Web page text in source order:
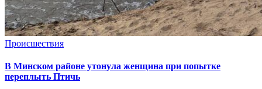
Происшествия
В Минском районе утонула женщина при попытке
переплыть Птичь